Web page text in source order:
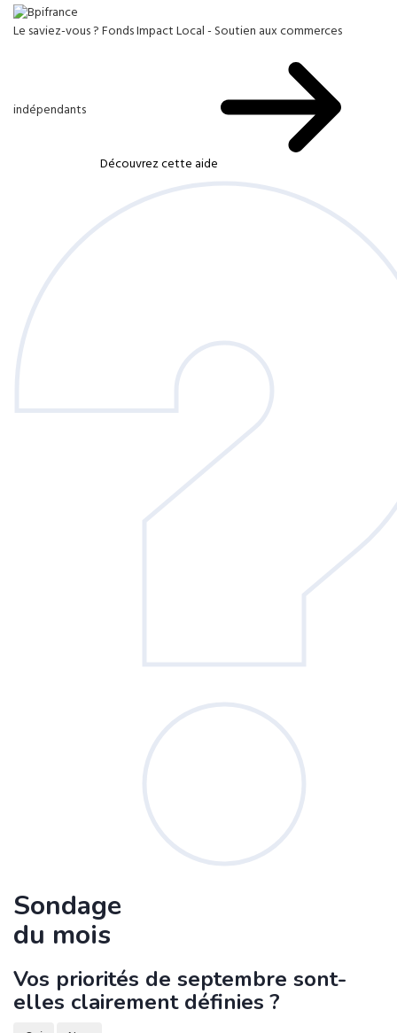
Le saviez-vous ?Fonds Impact Local - Soutien aux commerces
indépendants
Découvrez cette aide
Sondage
du mois
Vos priorités de septembre sont-
elles clairement définies ?